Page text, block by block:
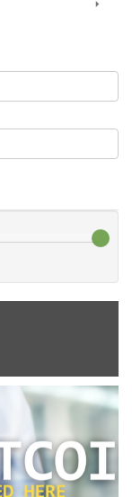
Next